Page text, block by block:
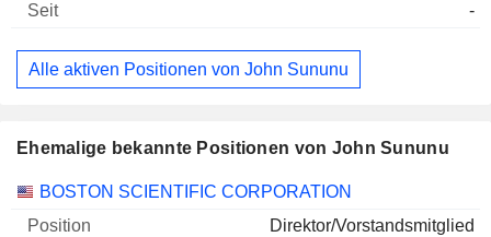
-
Alle aktiven Positionen von John Sununu
Ehemalige bekannte Positionen von John Sununu
Unternehmen Position Ende
BOSTON SCIENTIFIC CORPORATION
Direktor/Vorstandsmitglied